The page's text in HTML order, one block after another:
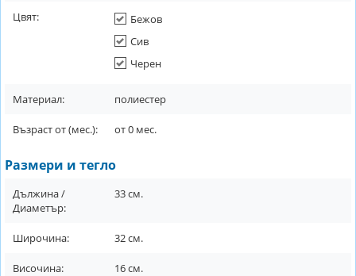
Цвят:
Бежов
Сив
Черен
Материал: полиестер
Възраст от (мес.): от0 мес.
Размери и тегло
Дължина /
Диаметър:
33см.
Широчина: 32см.
Височина: 16см.